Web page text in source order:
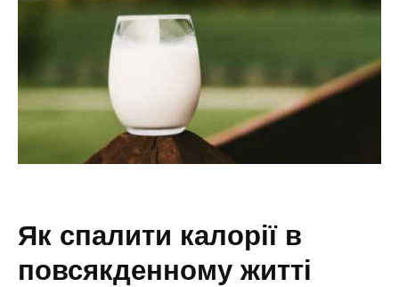
як спалити калорії в
повсякденному житті